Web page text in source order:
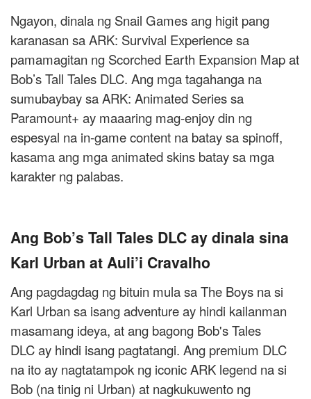
Ngayon, dinala ng Snail Games ang higit pang
karanasan sa ARK: Survival Experience sa
pamamagitan ng Scorched Earth Expansion Map at
Bob’s Tall Tales DLC. Ang mga tagahanga na
sumubaybay sa ARK: Animated Series sa
Paramount+ ay maaaring mag-enjoy din ng
espesyal na in-game content na batay sa spinoff,
kasama ang mga animated skins batay sa mga
karakter ng palabas.
Ang Bob’s Tall Tales DLC ay dinala sina
Karl Urban at Auli’i Cravalho
Ang pagdagdag ng bituin mula sa The Boys na si
Karl Urban sa isang adventure ay hindi kailanman
masamang ideya, at ang bagong Bob's Tales
DLC ay hindi isang pagtatangi. Ang premium DLC
na ito ay nagtatampok ng iconic ARK legend na si
Bob (na tinig ni Urban) at nagkukuwento ng